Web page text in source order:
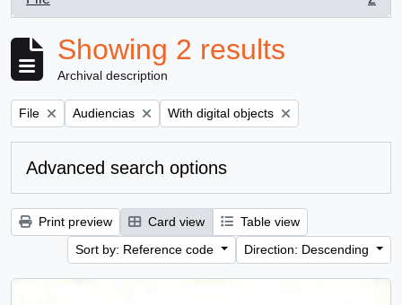
, 2 results
Showing 2 results
Archival description
Remove filter:
File Remove filter:
Audiencias Remove filter:
With digital objects
Advanced search options
Print preview Card view
Table view
Sort by: Reference code
Direction: Descending